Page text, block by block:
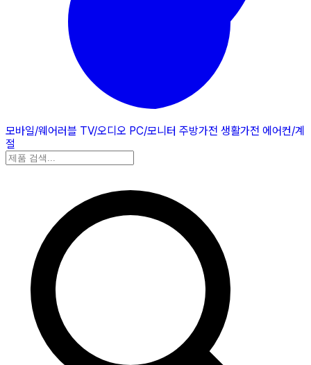
모바일/웨어러블 TV/오디오 PC/모니터 주방가전 생활가전 에어컨/계
절